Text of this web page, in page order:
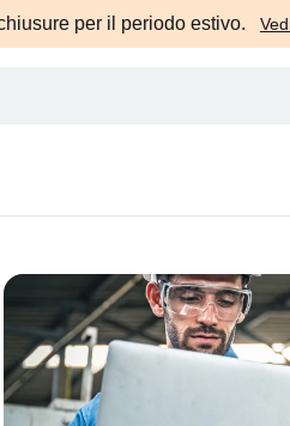
per il periodo estivo.